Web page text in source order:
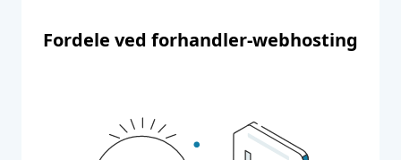
Fordele ved forhandler-webhosting